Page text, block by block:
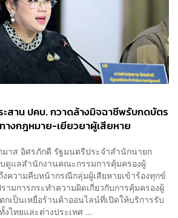
ะสาน ปคบ. กวาดล้างมิจฉาชีพรับกดบัตร
างกฎหมาย-เยียวยาผู้เสียหาย
าส อิศรภักดี รัฐมนตรีประจำสำนักนายก
ดูแลสำนักงานคณะกรรมการคุ้มครองผู้
งความคืบหน้ากรณีกลุ่มผู้เสียหายเข้าร้องทุกข์
ามการกระทำความผิดเกี่ยวกับการคุ้มครองผู้
เป็นเหยื่อร้านค้าออนไลน์ที่เปิดให้บริการรับ
ไทยและต่างประเทศ ...